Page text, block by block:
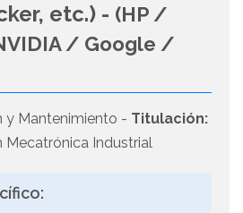
etc.) - (HP /
/ Google /
y Mantenimiento - Titulación:
Mecatrónica Industrial